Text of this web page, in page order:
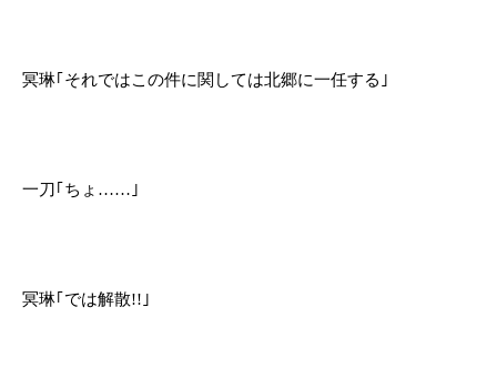
冥琳｢それではこの件に関しては北郷に一任する｣
一刀｢ちょ……｣
冥琳｢では解散!!｣